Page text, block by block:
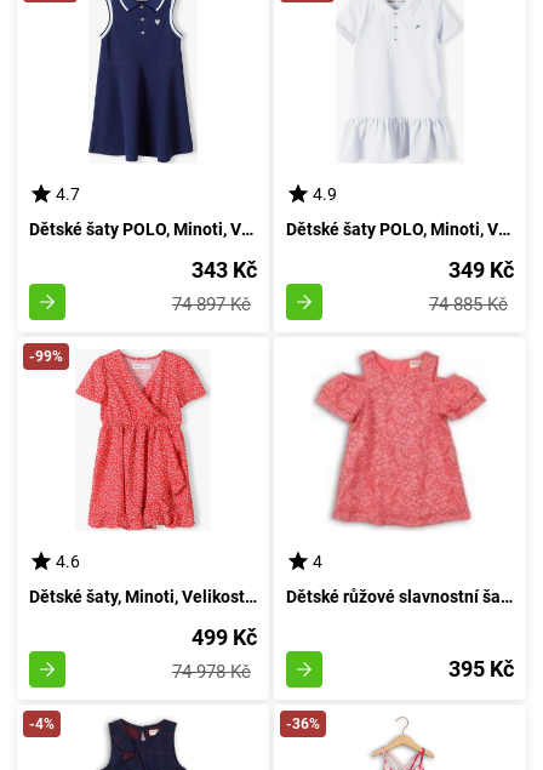
4.7
Dětské šaty POLO, Minoti, Velikost 14polo 13, Dívčí - 98/104 | Věk 3-4 let
343 Kč
74 897 Kč
4.9
Dětské šaty POLO, Minoti, Velikost 14, Dívčí - 98/104 | 3/4 roky
349 Kč
74 885 Kč
-99%
4.6
Dětské šaty, Minoti, Velikost 34, Dívčí - 158/164 | Věk 13/14 let
499 Kč
74 978 Kč
4
Dětské růžové slavnostní šaty, Minoti, KOUZELNÉ 1, velikost 98/104 | pro věk 3 až 4 let
395 Kč
-4% -36%